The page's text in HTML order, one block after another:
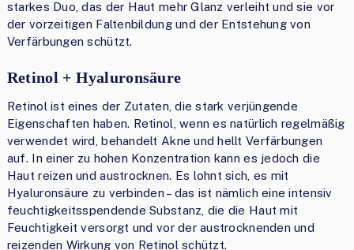
starkes Duo, das der Haut mehr Glanz verleiht und sie vor
der vorzeitigen Faltenbildung und der Entstehung von
Verfärbungen schützt.
Retinol + Hyaluronsäure
Retinol ist eines der Zutaten, die stark verjüngende
Eigenschaften haben. Retinol, wenn es natürlich regelmäßig
verwendet wird, behandelt Akne und hellt Verfärbungen
auf. In einer zu hohen Konzentration kann es jedoch die
Haut reizen und austrocknen. Es lohnt sich, es mit
Hyaluronsäure zu verbinden – das ist nämlich eine intensiv
feuchtigkeitsspendende Substanz, die die Haut mit
Feuchtigkeit versorgt und vor der austrocknenden und
reizenden Wirkung von Retinol schützt.